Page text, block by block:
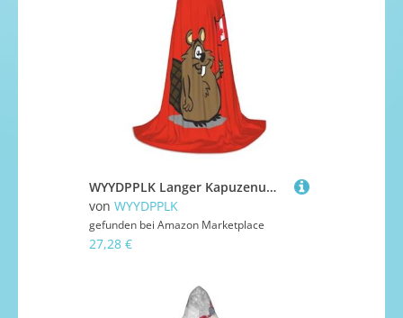
WYYDPPLK Langer Kapuzenumhang für Teenager, Biber-Druck, Cosplay, Rollenparty, Halloween-Kostüme
von WYYDPPLK
gefunden bei Amazon Marketplace
27,28 €